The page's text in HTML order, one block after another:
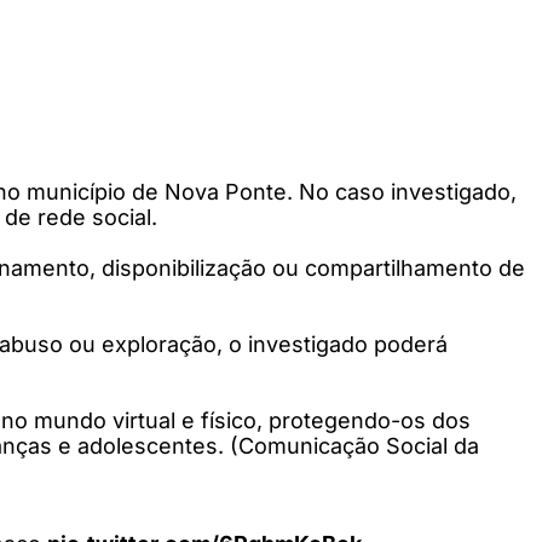
município de Nova Ponte. No caso investigado,
rede social.
disponibilização ou compartilhamento de
ou exploração, o investigado poderá
mundo virtual e físico, protegendo-os dos
e adolescentes. (Comunicação Social da